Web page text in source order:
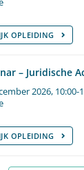
OPLEIDING
– Juridische
2026, 10:00-
OPLEIDING